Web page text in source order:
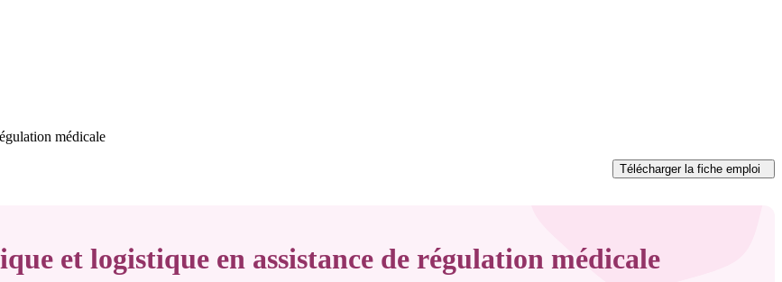
médicale
Télécharger la fiche emploi
et logistique en assistance de régulation médicale